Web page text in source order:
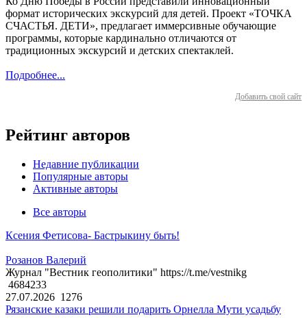
формат исторических экскурсий для детей. Проект «ТОЧКА
СЧАСТЬЯ. ДЕТИ», предлагает иммерсивные обучающие
программы, которые кардинально отличаются от
традиционных экскурсий и детских спектаклей.
Подробнее...
Добавить свой сайт
Рейтинг авторов
Недавние публикации
Популярные авторы
Активные авторы
Все авторы
Ксения Фетисова- Бастрыкину быть!
Розанов Валерий
Журнал "Вестник геополитики" https://t.me/vestnikg
4684233
27.07.2026 1276
Рязанские казаки решили подарить Орнелла Мути усадьбу